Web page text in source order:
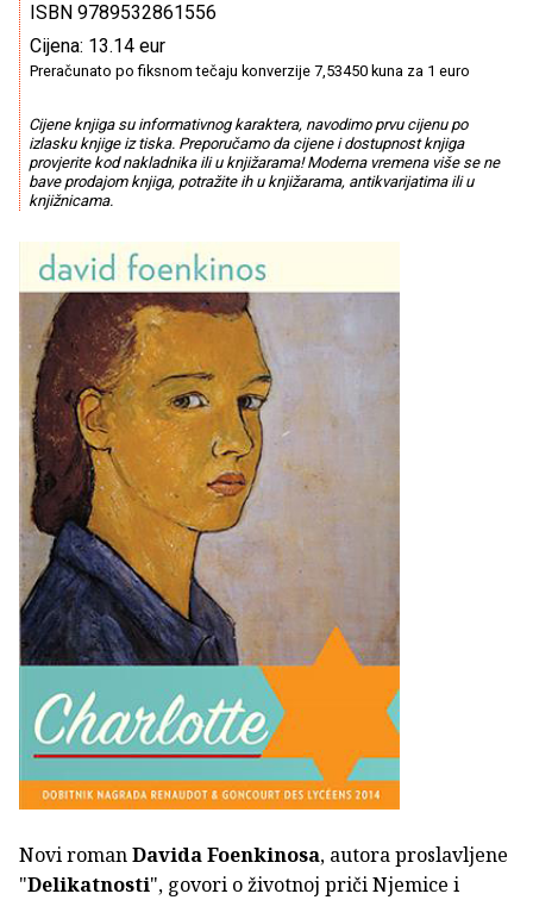
ISBN 9789532861556
Cijena: 13.14 eur
Preračunato po fiksnom tečaju konverzije 7,53450 kuna za 1 euro
Cijene knjiga su informativnog karaktera, navodimo prvu cijenu po
izlasku knjige iz tiska. Preporučamo da cijene i dostupnost knjiga
provjerite kod nakladnika ili u knjižarama! Moderna vremena više se ne
bave prodajom knjiga, potražite ih u knjižarama, antikvarijatima ili u
knjižnicama.
Novi romanDavida Foenkinosa, autora proslavljene
"Delikatnosti", govori o životnoj priči Njemice i